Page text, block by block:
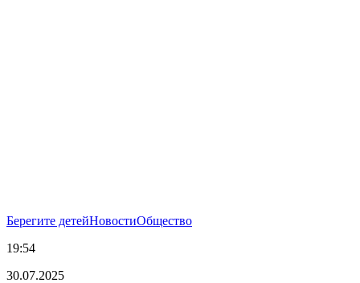
Берегите детейНовостиОбщество
19:54
30.07.2025